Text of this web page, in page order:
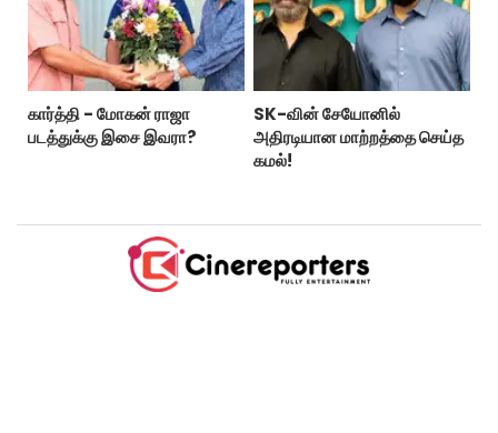
கார்த்தி - மோகன் ராஜா
படத்துக்கு இசை இவரா?
SK-வின் சேயோனில்
அதிரடியான மாற்றத்தை செய்த
கமல்!